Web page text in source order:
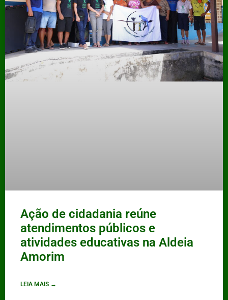
Ação de cidadania reúne
atendimentos públicos e
atividades educativas na Aldeia
Amorim
LEIA MAIS →